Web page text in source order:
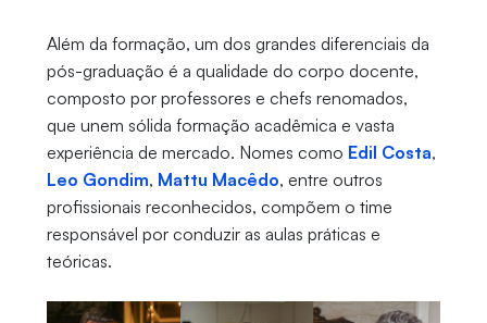
Além da formação, um dos grandes diferenciais da
pós-graduação é a qualidade do corpo docente,
composto por professores e chefs renomados,
que unem sólida formação acadêmica e vasta
experiência de mercado. Nomes como Edil Costa,
Leo Gondim, Mattu Macêdo, entre outros
profissionais reconhecidos, compõem o time
responsável por conduzir as aulas práticas e
teóricas.